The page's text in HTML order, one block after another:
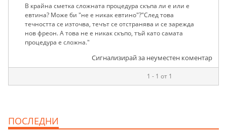
В крайна сметка сложната процедура скъпа ли е или е
евтина? Може би "не е никак евтино"?"След това
течността се източва, течът се отстранява и се зарежда
нов фреон. А това не е никак скъпо, тъй като самата
процедура е сложна."
Сигнализирай за неуместен коментар
1 - 1 от 1
ПОСЛЕДНИ